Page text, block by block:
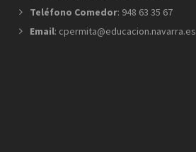
Teléfono Comedor: 948 63 35 67
Email: cpermita@educacion.navarra.es